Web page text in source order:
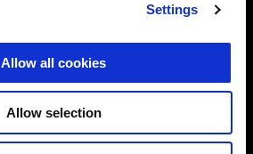
Settings
Allow all cookies
Allow selection